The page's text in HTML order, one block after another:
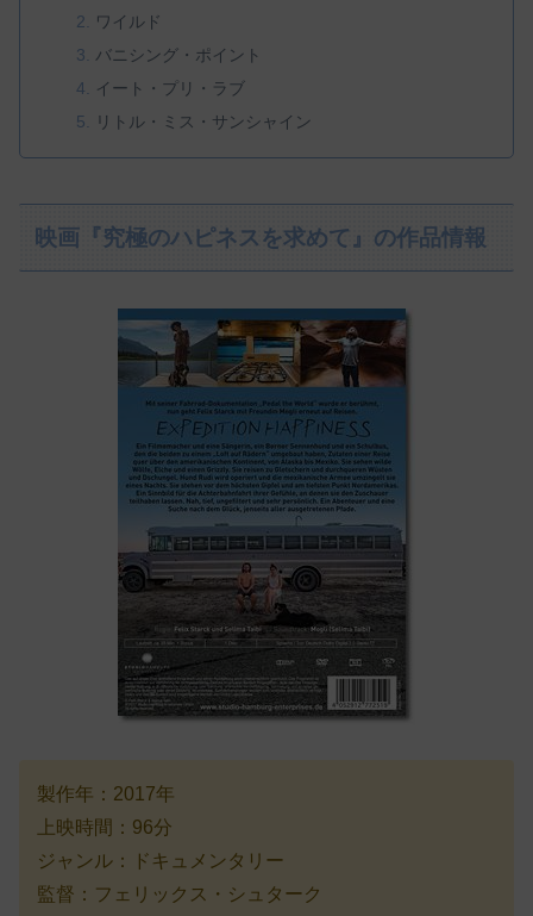
ワイルド
バニシング・ポイント
イート・プリ・ラブ
リトル・ミス・サンシャイン
映画『究極のハピネスを求めて』の作品情報
製作年：2017年
上映時間：96分
ジャンル：ドキュメンタリー
監督：フェリックス・シュターク